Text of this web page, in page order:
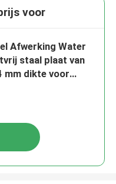
voor
Afwerking Water
staal plaat van
mm dikte voor